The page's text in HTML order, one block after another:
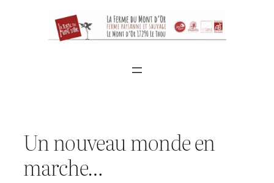
Un nouveau monde en
marche…